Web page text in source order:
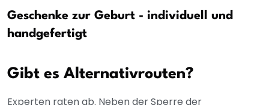
Geschenke zur Geburt - individuell und
handgefertigt
Gibt es Alternativrouten?
Experten raten ab. Neben der Sperre der